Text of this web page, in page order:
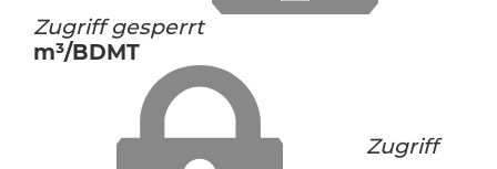
Zugriff gesperrt
m³/BDMT
Zugriff